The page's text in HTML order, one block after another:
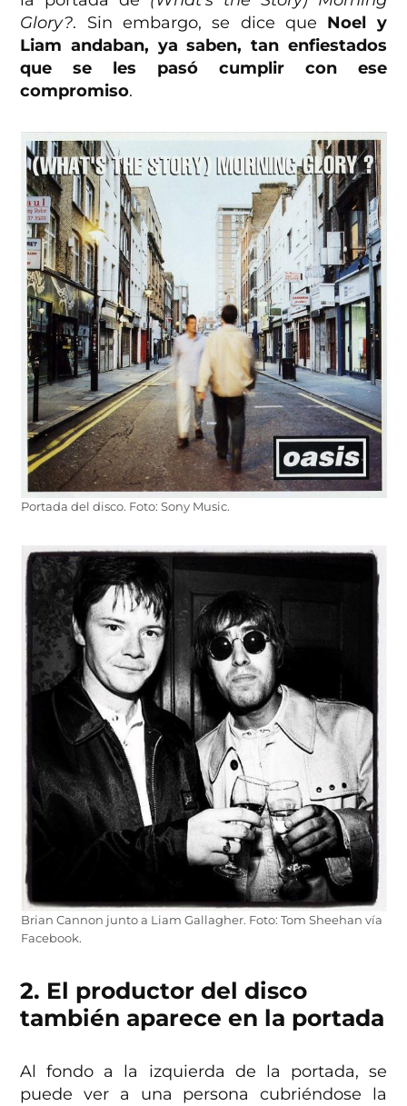
Glory?. Sin embargo, se dice que Noel y
Liam andaban, ya saben, tan enfiestados
que se les pasó cumplir con ese
compromiso.
Portada del disco. Foto: Sony Music.
Brian Cannon junto a Liam Gallagher. Foto: Tom Sheehan vía
Facebook.
2. El productor del disco
también aparece en la portada
Al fondo a la izquierda de la portada, se
puede ver a una persona cubriéndose la